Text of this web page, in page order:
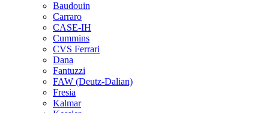
Baudouin
Carraro
CASE-IH
Cummins
CVS Ferrari
Dana
Fantuzzi
FAW (Deutz-Dalian)
Fresia
Kalmar